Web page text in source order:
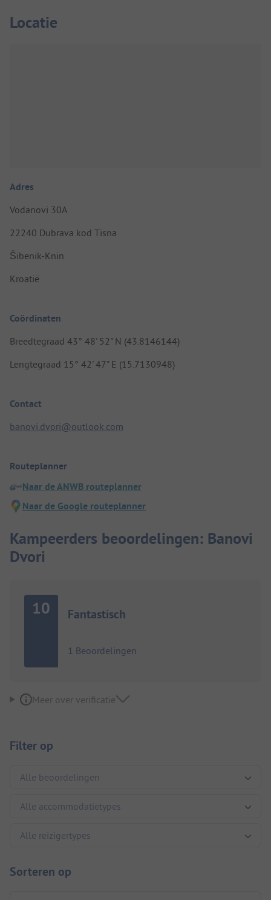
Locatie
Adres
Vodanovi 30A
22240 Dubrava kod Tisna
Šibenik-Knin
Kroatië
Coördinaten
Breedtegraad 43° 48' 52" N (43.8146144)
Lengtegraad 15° 42' 47" E (15.7130948)
Contact
banovi.dvori@outlook.com
Routeplanner
Naar de ANWB routeplanner
Naar de Google routeplanner
Kampeerders beoordelingen: Banovi
Dvori
10 Fantastisch
1 Beoordelingen
Meer over verificatie
Filter op
Sorteren op